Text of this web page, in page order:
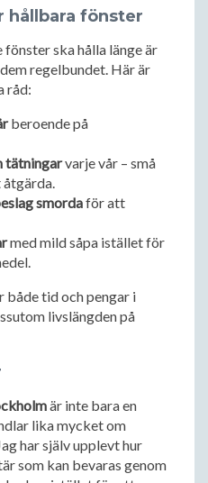
hållbara fönster
ska hålla länge är
regelbundet. Här är
råd:
beroende på
tätningarvarje vår – små
smordaför att
med mild såpa istället för
både tid och pengar i
livslängden på
är inte bara en
lika mycket om
har själv upplevt hur
som kan bevaras genom